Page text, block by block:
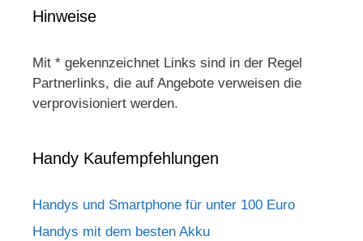
Hinweise
Mit * gekennzeichnet Links sind in der Regel
Partnerlinks, die auf Angebote verweisen die
verprovisioniert werden.
Handy Kaufempfehlungen
Handys und Smartphone für unter 100 Euro
Handys mit dem besten Akku